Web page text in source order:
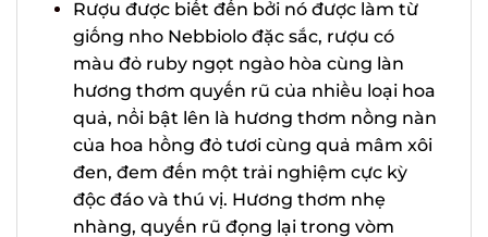
Hương vị:
Rượu được biết đến bởi nó được làm từ
giống nho Nebbiolo đặc sắc, rượu có
màu đỏ ruby ngọt ngào hòa cùng làn
hương thơm quyến rũ của nhiều loại
hoa quả, nổi bật lên là hương thơm
nồng nàn của hoa hồng đỏ tươi cùng
quả mâm xôi đen, đem đến một trải